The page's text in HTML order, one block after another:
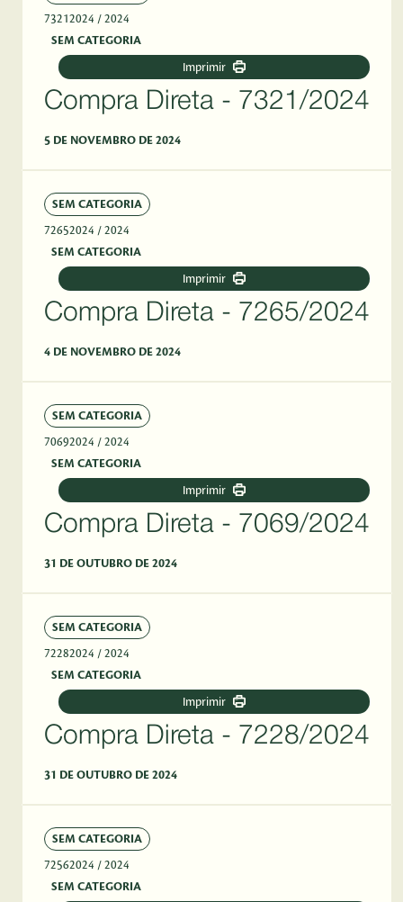
73212024 / 2024
SEM CATEGORIA
Imprimir
Compra Direta - 7321/2024
5 DE NOVEMBRO DE 2024
SEM CATEGORIA
72652024 / 2024
SEM CATEGORIA
Imprimir
Compra Direta - 7265/2024
4 DE NOVEMBRO DE 2024
SEM CATEGORIA
70692024 / 2024
SEM CATEGORIA
Imprimir
Compra Direta - 7069/2024
31 DE OUTUBRO DE 2024
SEM CATEGORIA
72282024 / 2024
SEM CATEGORIA
Imprimir
Compra Direta - 7228/2024
31 DE OUTUBRO DE 2024
SEM CATEGORIA
72562024 / 2024
SEM CATEGORIA